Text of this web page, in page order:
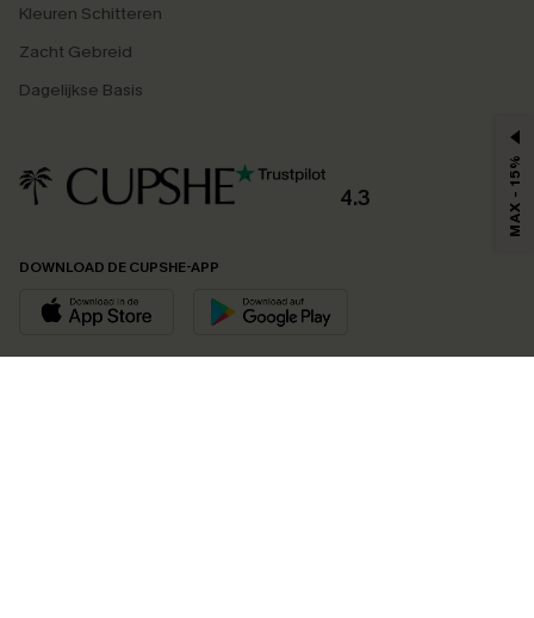
Kleuren Schitteren
Zacht Gebreid
Dagelijkse Basis
4.3
DOWNLOAD DE CUPSHE-APP
MAX - 15%